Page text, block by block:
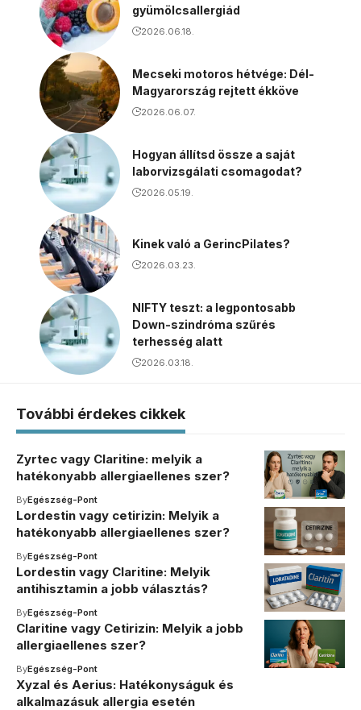
gyümölcsallergiád
2026.06.18.
Mecseki motoros hétvége: Dél-
Magyarország rejtett ékköve
2026.06.07.
Hogyan állítsd össze a saját
laborvizsgálati csomagodat?
2026.05.19.
Kinek való a GerincPilates?
2026.03.23.
NIFTY teszt: a legpontosabb
Down-szindróma szűrés
terhesség alatt
2026.03.18.
További érdekes cikkek
Zyrtec vagy Claritine: melyik a
hatékonyabb allergiaellenes szer?
ByEgészség-Pont
Lordestin vagy cetirizin: Melyik a
hatékonyabb allergiaellenes szer?
ByEgészség-Pont
Lordestin vagy Claritine: Melyik
antihisztamin a jobb választás?
ByEgészség-Pont
Claritine vagy Cetirizin: Melyik a jobb
allergiaellenes szer?
ByEgészség-Pont
Xyzal és Aerius: Hatékonyságuk és
alkalmazásuk allergia esetén